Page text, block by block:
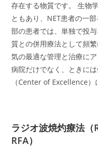
存在する物質です。 生物
ともあり、NET患者の一
部の患者では、単独で投
質との併用療法として頻
気の最適な管理と治療に
病院だけでなく、ときに
（Center of Excellence）
ラジオ波焼灼療法
RFA）